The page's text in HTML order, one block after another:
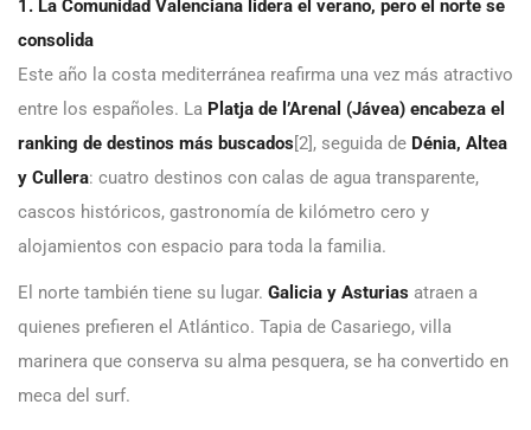
1. La Comunidad Valenciana lidera el verano, pero el norte se
consolida
Este año la costa mediterránea reafirma una vez más atractivo
entre los españoles. La Platja de l’Arenal (Jávea) encabeza el
ranking de destinos más buscados [2], seguida de Dénia, Altea
y Cullera: cuatro destinos con calas de agua transparente,
cascos históricos, gastronomía de kilómetro cero y
alojamientos con espacio para toda la familia.
El norte también tiene su lugar. Galicia y Asturias atraen a
quienes prefieren el Atlántico. Tapia de Casariego, villa
marinera que conserva su alma pesquera, se ha convertido en
meca del surf.